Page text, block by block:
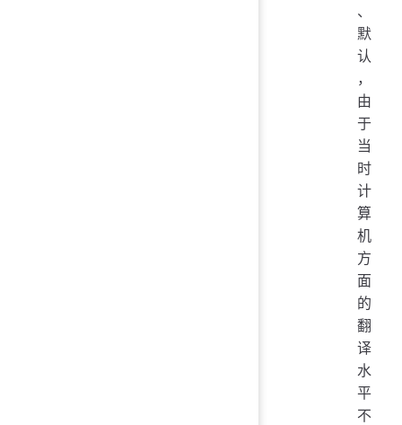
、
默
认
，
由
于
当
时
计
算
机
方
面
的
翻
译
水
平
不